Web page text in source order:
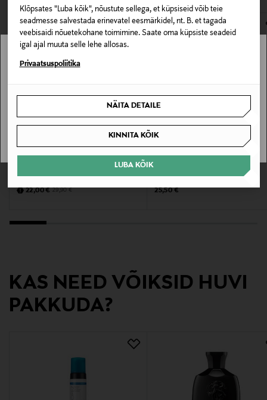
Klõpsates "Luba kõik", nõustute sellega, et küpsiseid võib teie
seadmesse salvestada erinevatel eesmärkidel, nt. B. et tagada
veebisaidi nõuetekohane toimimine. Saate oma küpsiste seadeid
igal ajal muuta selle lehe allosas.
Privaatsuspoliitika
NÄITA DETAILE
KINNITA KÕIK
LUBA KÕIK
NOCOL
Suurus
asiakaspalvelu@kao.com
Märksõnad
E-POE TAGASTUSED
Palsam Hydrating Conditioner 250 ml
Discounted Price
22,00 € Original Price
29,90 €
Palsam Nutricurls Conditioner
Original Price
25,50 €
KAS NEED VÕIKSID HUVI
PAKKUDA?
Stockmann pole Sinu riigis saadaval.
SAAN ARU